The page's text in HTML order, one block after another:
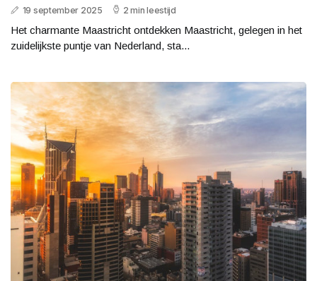
19 september 2025 2 min leestijd
Het charmante Maastricht ontdekken Maastricht, gelegen in het
zuidelijkste puntje van Nederland, sta...